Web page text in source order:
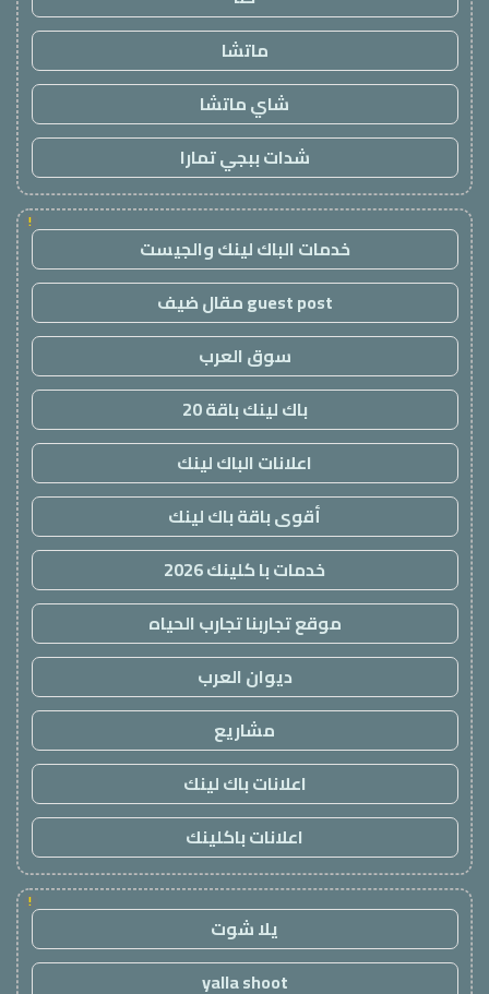
ماتشا
شاي ماتشا
شدات ببجي تمارا
!
خدمات الباك لينك والجيست
guest post مقال ضيف
سوق العرب
باك لينك باقة 20
اعلانات الباك لينك
أقوى باقة باك لينك
خدمات با كلينك 2026
موقع تجاربنا تجارب الحياه
ديوان العرب
مشاريع
اعلانات باك لينك
اعلانات باكلينك
!
يلا شوت
yalla shoot